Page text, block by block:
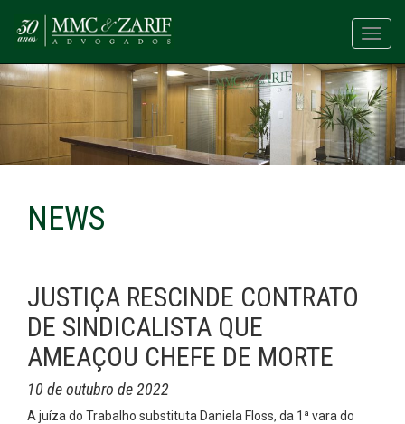
NEWS
JUSTIÇA RESCINDE CONTRATO
DE SINDICALISTA QUE
AMEAÇOU CHEFE DE MORTE
10 de outubro de 2022
A juíza do Trabalho substituta Daniela Floss, da 1ª vara do